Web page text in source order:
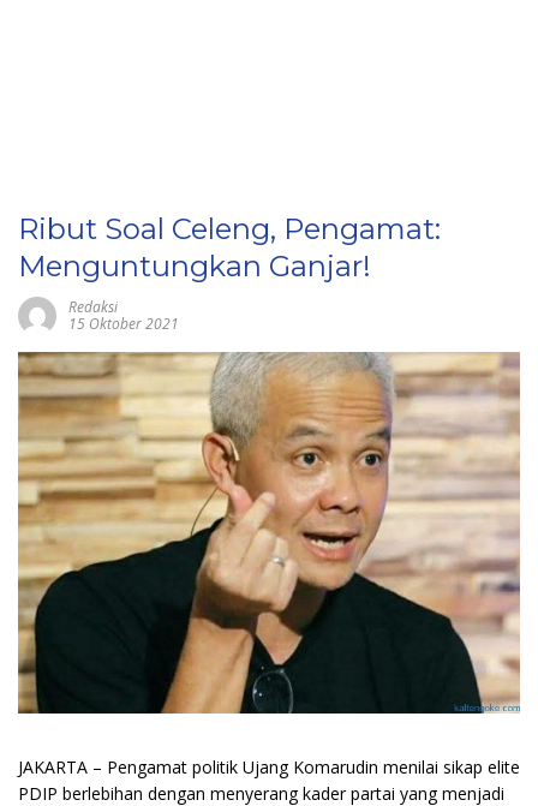
Ribut Soal Celeng, Pengamat:
Menguntungkan Ganjar!
Redaksi
15 Oktober 2021
JAKARTA – Pengamat politik Ujang Komarudin menilai sikap elite
PDIP berlebihan dengan menyerang kader partai yang menjadi